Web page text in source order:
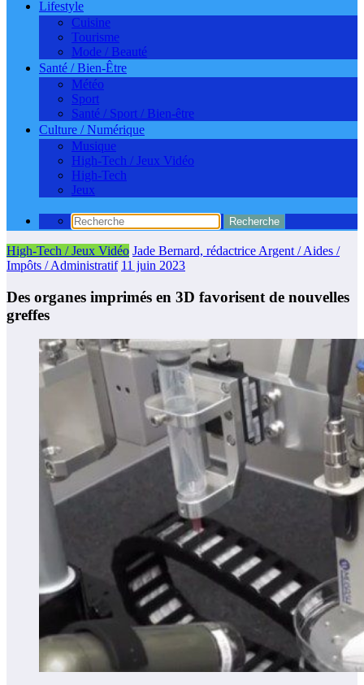
Lifestyle
Cuisine
Tourisme
Mode / Beauté
Santé / Bien-Être
Météo
Sport
Santé / Sport / Bien-être
Culture / Numérique
Musique
High-Tech / Jeux Vidéo
High-Tech
Jeux
High-Tech / Jeux Vidéo Jade Bernard, rédactrice Argent / Aides /
Impôts / Administratif 11 juin 2023
Des organes imprimés en 3D favorisent de nouvelles
greffes